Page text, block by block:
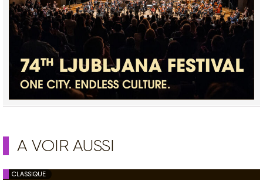
A VOIR AUSSI
CLASSIQUE